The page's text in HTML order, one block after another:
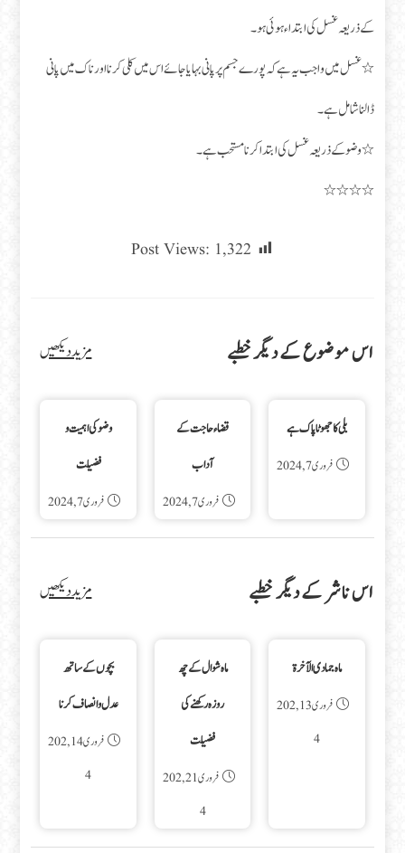
کے ذریعہ غسل کی ابتداء ہوئی ہو۔
٭ غسل میں واجب یہ ہے کہ پورے جسم پر پانی بہایا جائے اس میں کلی کرنا اور ناک میں پانی
ڈالنا شامل ہے۔
٭ وضو کے ذریعہ غسل کی ابتدا کرنا مستحب ہے۔
٭٭٭٭
Post Views: 1,322
اس موضوع کے دیگر خطبے مزید دیکھیں
بلی کا جھوٹا پاک ہے
فروری 7, 2024
قضاء حاجت کے
آداب
فروری 7, 2024
وضو کی اہمیت و
فضیلت
فروری 7, 2024
اس ناشر کے دیگر خطبے مزید دیکھیں
ماه جمادی الآخرة
فروری 13, 202
4
ماہ شوال کے چھ
روزہ رکھنے کی
فضیلت
فروری 21, 202
4
بچوں کے ساتھ
عدل و انصاف کرنا
فروری 14, 202
4